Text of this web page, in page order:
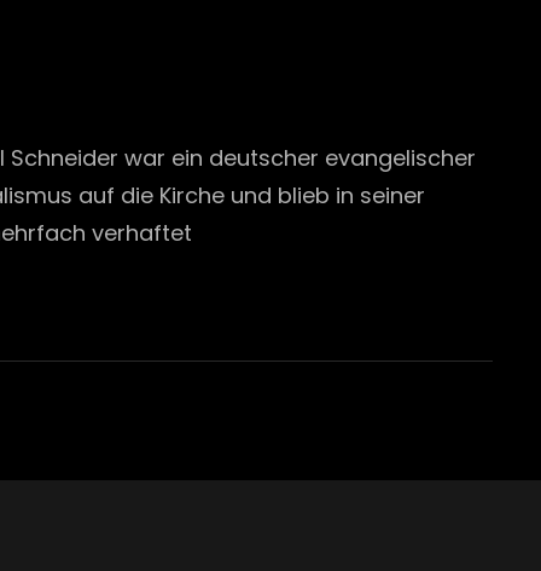
Schneider war ein deutscher evangelischer
auf die Kirche und blieb in seiner
verhaftet